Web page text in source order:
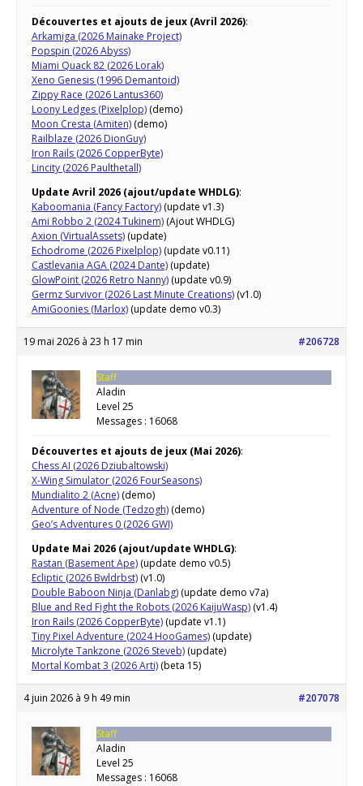
Découvertes et ajouts de jeux (Avril 2026):
Arkamiga (2026 Mainake Project)
Popspin (2026 Abyss)
Miami Quack 82 (2026 Lorak)
Xeno Genesis (1996 Demantoid)
Zippy Race (2026 Lantus360)
Loony Ledges (Pixelplop) (demo)
Moon Cresta (Amiten) (demo)
Railblaze (2026 DionGuy)
Iron Rails (2026 CopperByte)
Lincity (2026 Paulthetall)
Update Avril 2026 (ajout/update WHDLG):
Kaboomania (Fancy Factory) (update v1.3)
Ami Robbo 2 (2024 Tukinem) (Ajout WHDLG)
Axion (VirtualAssets) (update)
Echodrome (2026 Pixelplop) (update v0.11)
Castlevania AGA (2024 Dante) (update)
GlowPoint (2026 Retro Nanny) (update v0.9)
Germz Survivor (2026 Last Minute Creations) (v1.0)
AmiGoonies (Marlox) (update demo v0.3)
19 mai 2026 à 23 h 17 min #206728
Staff
Aladin
Level 25
Messages : 16068
Découvertes et ajouts de jeux (Mai 2026):
Chess AI (2026 Dziubaltowski)
X-Wing Simulator (2026 FourSeasons)
Mundialito 2 (Acne) (demo)
Adventure of Node (Tedzogh) (demo)
Geo’s Adventures 0 (2026 GWI)
Update Mai 2026 (ajout/update WHDLG):
Rastan (Basement Ape) (update demo v0.5)
Ecliptic (2026 Bwldrbst) (v1.0)
Double Baboon Ninja (Danlabg) (update demo v7a)
Blue and Red Fight the Robots (2026 KaijuWasp) (v1.4)
Iron Rails (2026 CopperByte) (update v1.1)
Tiny Pixel Adventure (2024 HooGames) (update)
Microlyte Tankzone (2026 Steveb) (update)
Mortal Kombat 3 (2026 Arti) (beta 15)
4 juin 2026 à 9 h 49 min #207078
Staff
Aladin
Level 25
Messages : 16068